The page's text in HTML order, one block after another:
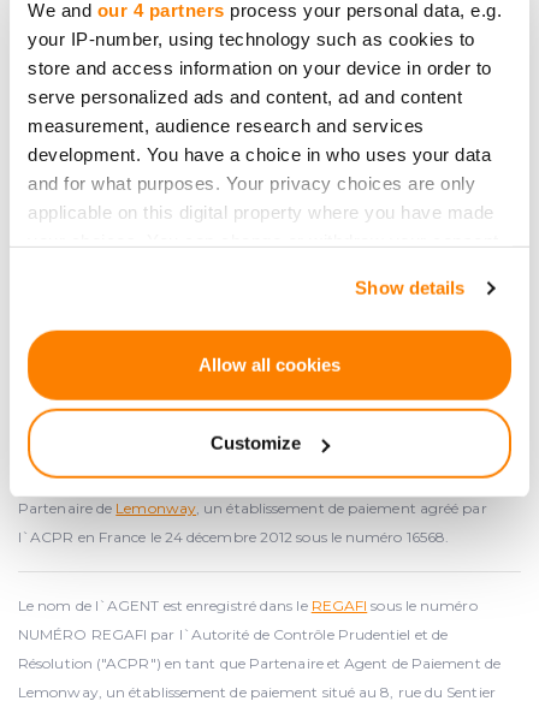
We and our 4 partners process your personal data, e.g.
your IP-number, using technology such as cookies to
store and access information on your device in order to
serve personalized ads and content, ad and content
measurement, audience research and services
development. You have a choice in who uses your data
and for what purposes. Your privacy choices are only
applicable on this digital property where you have made
If you allow, we would also like to:
Identify your device by actively scanning it for
specific characteristics (fingerprinting)
Find out more about how your personal data is processed
and set your preferences in thedetails section.
We use cookies to provide website functionality, analyse
Show details
Allow all cookies
Customize
N° d`enregistrement 50203309441
TVA: LV50203309441
Traduction : LV50203309441
Adresse: 34 rue de Āraišu, Riga, LV-1039, Lettonie
Partenaire de Lemonway, un établissement de paiement agréé par
l`ACPR en France le 24 décembre 2012 sous le numéro 16568.
Le nom de l`AGENT est enregistré dans le REGAFI sous le numéro
NUMÉRO REGAFI par l`Autorité de Contrôle Prudentiel et de
Résolution ("ACPR") en tant que Partenaire et Agent de Paiement de
Lemonway, un établissement de paiement situé au 8, rue du Sentier